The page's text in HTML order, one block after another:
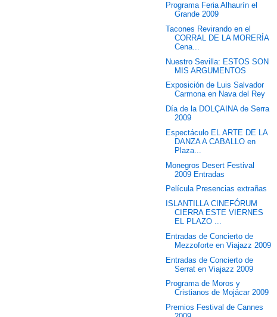
Programa Feria Alhaurín el
Grande 2009
Tacones Revirando en el
CORRAL DE LA MORERÍA
Cena...
Nuestro Sevilla: ESTOS SON
MIS ARGUMENTOS
Exposición de Luis Salvador
Carmona en Nava del Rey
Día de la DOLÇAINA de Serra
2009
Espectáculo EL ARTE DE LA
DANZA A CABALLO en
Plaza...
Monegros Desert Festival
2009 Entradas
Película Presencias extrañas
ISLANTILLA CINEFÓRUM
CIERRA ESTE VIERNES
EL PLAZO ...
Entradas de Concierto de
Mezzoforte en Viajazz 2009
Entradas de Concierto de
Serrat en Viajazz 2009
Programa de Moros y
Cristianos de Mojácar 2009
Premios Festival de Cannes